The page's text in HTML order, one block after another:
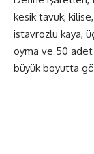
kesik tavuk,
istavrozlu kaya,
oyma ve 50
büyük boyutta